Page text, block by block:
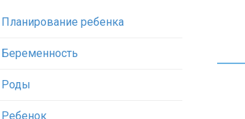
Планирование ребенка
Беременность
Роды
Ребенок